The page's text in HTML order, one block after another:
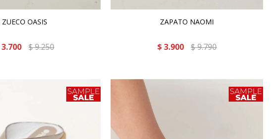
ZUECO OASIS
3.700 $9.250
ZAPATO NAOMI
$ 3.900 $9.790